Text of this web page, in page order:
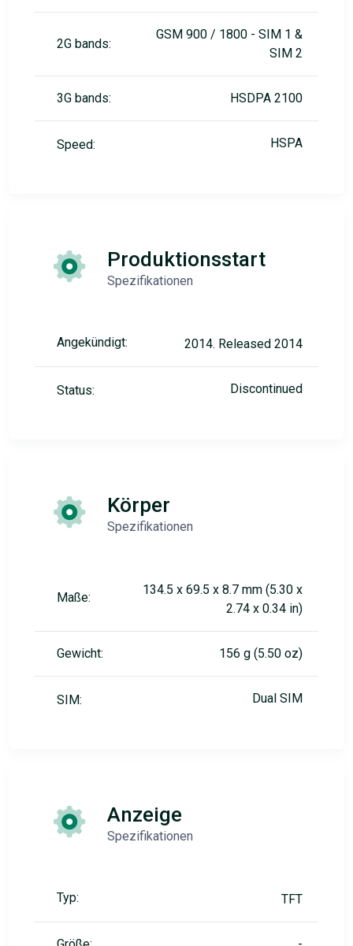
2G bands:
GSM 900 / 1800 - SIM 1 &
SIM 2
3G bands: HSDPA 2100
Speed: HSPA
Produktionsstart
Spezifikationen
Angekündigt: 2014. Released 2014
Status: Discontinued
Körper
Spezifikationen
Maße:
134.5 x 69.5 x 8.7 mm (5.30 x
2.74 x 0.34 in)
Gewicht: 156 g (5.50 oz)
SIM: Dual SIM
Anzeige
Spezifikationen
Typ: TFT